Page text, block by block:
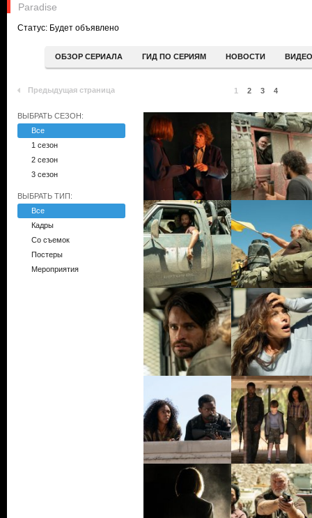
Paradise
Статус: Будет объявлено
ОБЗОР СЕРИАЛА ГИД ПО СЕРИЯМ НОВОСТИ ВИДЕО
Предыдущая страница 1 2 3 4
ВЫБРАТЬ СЕЗОН:
Все
1 сезон
2 сезон
3 сезон
ВЫБРАТЬ ТИП:
Все
Кадры
Со съемок
Постеры
Мероприятия